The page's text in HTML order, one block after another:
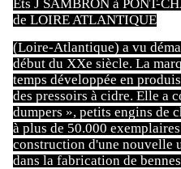
Ets J SAMBRON à PONT-
de LOIRE ATLANTIQUE
(Loire-Atlantique) a vu
début du XXe siècle. La
temps développée en
des pressoirs à cidre. Elle a
dumpers », petits engins de
à plus de 50.000
construction d'une nouvelle
dans la fabrication de